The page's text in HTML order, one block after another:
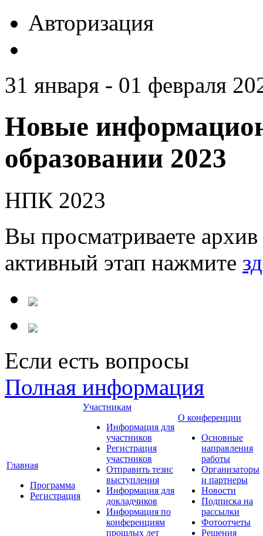
Авторизация
31 января - 01 февраля
Новые
образовании 2023
НПК 2023
Вы просматриваете
активный этап нажмите
Если есть вопросы
Полная информация
Главная
Программа
Регистрация
Участникам
Информация для
участников
Регистрация
участников
Отправить тезис
выступления
Информация для
докладчиков
Информация по
конференциям
прошлых лет
О конференции
Основные
направления
работы
Организаторы
и партнеры
Новости
Подписка на
рассылки
Фотоотчеты
Решения